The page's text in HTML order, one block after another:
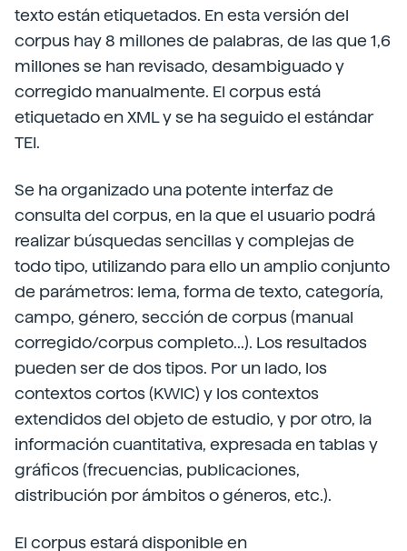
texto están etiquetados. En esta versión del
corpus hay 8 millones de palabras, de las que 1,6
millones se han revisado, desambiguado y
corregido manualmente. El corpus está
etiquetado en XML y se ha seguido el estándar
TEI.
Se ha organizado una potente interfaz de
consulta del corpus, en la que el usuario podrá
realizar búsquedas sencillas y complejas de
todo tipo, utilizando para ello un amplio conjunto
de parámetros: lema, forma de texto, categoría,
campo, género, sección de corpus (manual
corregido/corpus completo...). Los resultados
pueden ser de dos tipos. Por un lado, los
contextos cortos (KWIC) y los contextos
extendidos del objeto de estudio, y por otro, la
información cuantitativa, expresada en tablas y
gráficos (frecuencias, publicaciones,
distribución por ámbitos o géneros, etc.).
El corpus estará disponible en